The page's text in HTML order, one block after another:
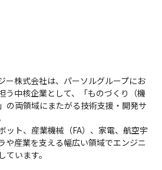
ー株式会社は、パーソルグループにお
う中核企業として、「ものづくり（機
の両領域にまたがる技術支援・開発サ
ット、産業機械（FA）、家電、航空宇
や産業を支える幅広い領域でエンジニ
います。